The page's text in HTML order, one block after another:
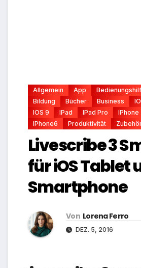
Allgemein App
Bildung
Bücher Business
IOS 9
IPad IPad Pro IPhone
IPhone6
Produktivität
Livescribe 3
für iOS Tablet
Smartphone
Von Lorena Ferro
DEZ. 5, 2016